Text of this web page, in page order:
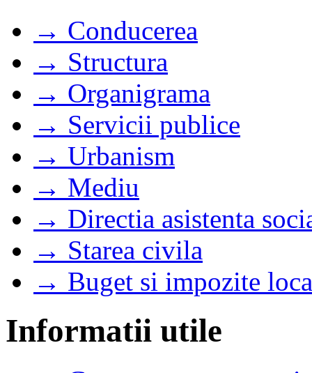
→ Conducerea
→ Structura
→ Organigrama
→ Servicii publice
→ Urbanism
→ Mediu
→ Directia asistenta
→ Starea civila
→ Buget si impozite
Informatii utile